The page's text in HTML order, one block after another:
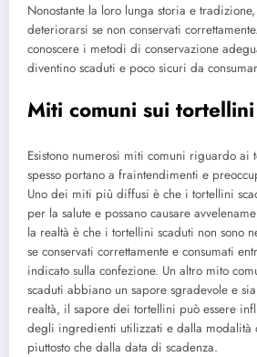
Nonostante la loro lunga storia e
deteriorarsi se non conservati
conoscere i metodi di conservazione
diventino scaduti e poco sicuri da
Miti comuni sui
Esistono numerosi miti comuni riguardo ai
spesso portano a fraintendimenti e
Uno dei miti più diffusi è che i tortellini
per la salute e possano causare
la realtà è che i tortellini scaduti non sono
se conservati correttamente e consumati
indicato sulla confezione. Un altro mito
scaduti abbiano un sapore sgradevole e
realtà, il sapore dei tortellini può essere
degli ingredienti utilizzati e dalla modalità
piuttosto che dalla data di scadenza.